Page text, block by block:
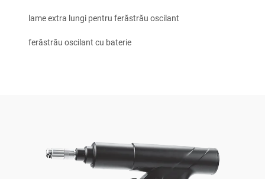
lame extra lungi pentru ferăstrău oscilant
ferăstrău oscilant cu baterie